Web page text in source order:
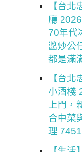
【台
廳
70年代
醬炒公
都是滿
【台
小酒棧
上門，
合中菜
理 7451